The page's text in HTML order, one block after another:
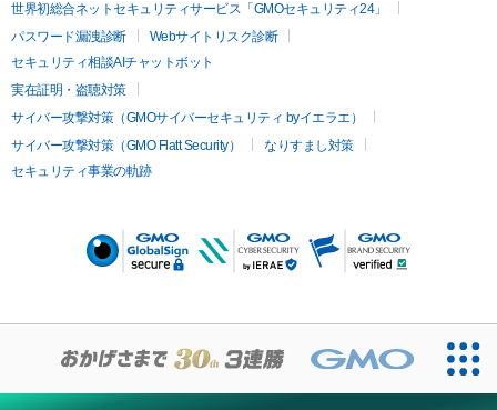
世界初総合ネットセキュリティサービス「GMOセキュリティ24」
パスワード漏洩診断
Webサイトリスク診断
セキュリティ相談AIチャットボット
実在証明・盗聴対策
サイバー攻撃対策（GMOサイバーセキュリティ byイエラエ）
サイバー攻撃対策（GMO Flatt Security）
なりすまし対策
セキュリティ事業の軌跡